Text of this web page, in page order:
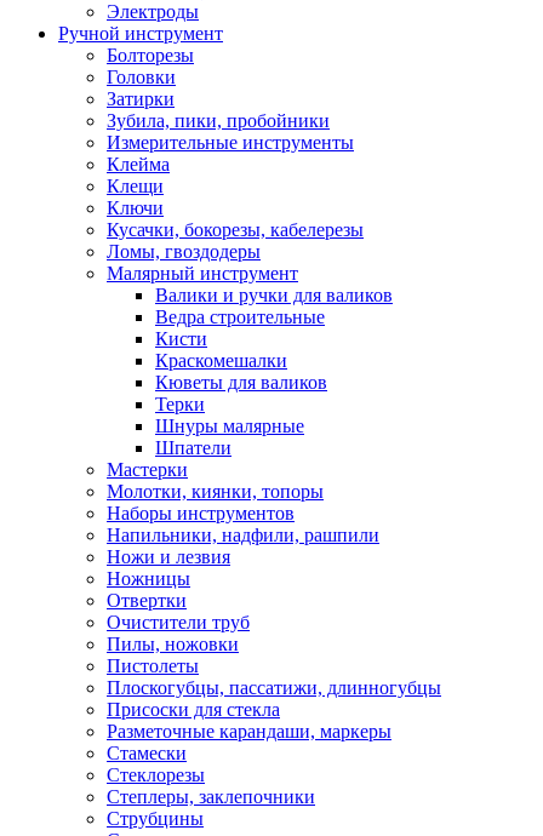
Электроды
Ручной инструмент
Болторезы
Головки
Затирки
Зубила, пики, пробойники
Измерительные инструменты
Клейма
Клещи
Ключи
Кусачки, бокорезы, кабелерезы
Ломы, гвоздодеры
Малярный инструмент
Валики и ручки для валиков
Ведра строительные
Кисти
Краскомешалки
Кюветы для валиков
Терки
Шнуры малярные
Шпатели
Мастерки
Молотки, киянки, топоры
Наборы инструментов
Напильники, надфили, рашпили
Ножи и лезвия
Ножницы
Отвертки
Очистители труб
Пилы, ножовки
Пистолеты
Плоскогубцы, пассатижи, длинногубцы
Присоски для стекла
Разметочные карандаши, маркеры
Стамески
Стеклорезы
Степлеры, заклепочники
Струбцины